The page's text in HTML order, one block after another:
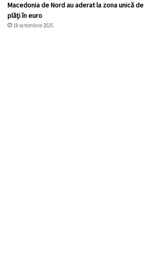
Macedonia de Nord au aderat la zona unică de
plăţi în euro
18 octombrie 2025